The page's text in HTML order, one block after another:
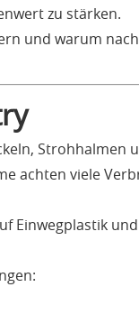
zu stärken.
und warum
Strohhalmen
achten viele
Einwegplastik